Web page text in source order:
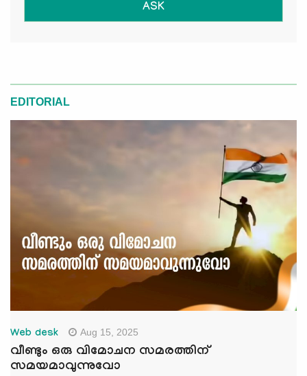
ASK
EDITORIAL
Web desk Aug 15, 2025
വീണ്ടും ഒരു വിമോചന സമരത്തിന്
സമയമാവുന്നുവോ